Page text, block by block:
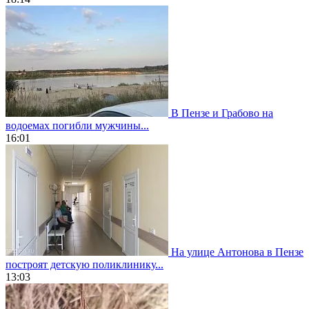
В Пензе и Грабово на
водоемах погибли мужчины...
16:01
На улице Антонова в Пензе
построят детскую поликлинику...
13:03